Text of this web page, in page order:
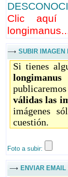
Clic aquí
SUBIR IMAGEN
Si tienes
longimanus
válidas las
imágenes
cuestión.
Foto a subir:
ENVIAR